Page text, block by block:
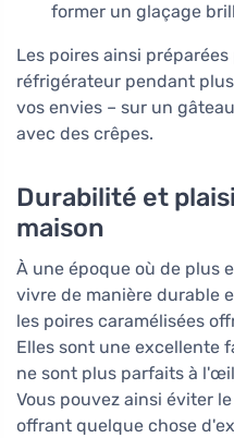
former un glaçage
Les poires ainsi
réfrigérateur pendant
vos envies – sur un
avec des crêpes.
Durabilité et
maison
À une époque où de plus
vivre de manière durable
les poires caramélisées
Elles sont une excellente
ne sont plus parfaits à
Vous pouvez ainsi éviter
offrant quelque chose